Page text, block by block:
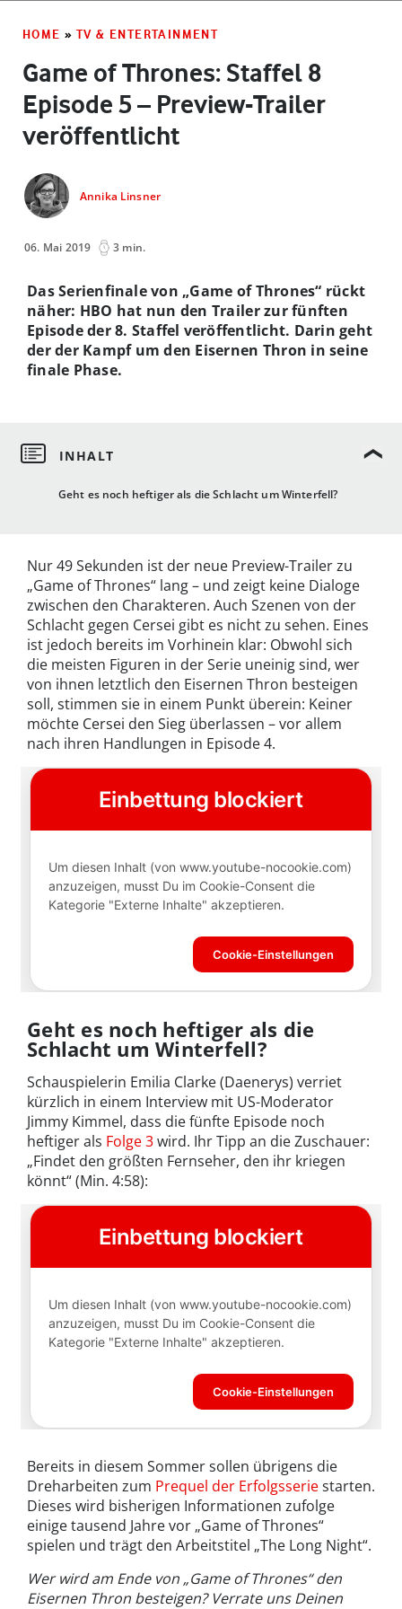
HOME » TV & ENTERTAINMENT
Game of Thrones: Staffel 8
Episode 5 – Preview-Trailer
veröffentlicht
Annika Linsner
06. Mai 2019 3 min.
Geht es noch heftiger als die Schlacht um Winterfell?
Das Serienfinale von „Game of Thrones“ rückt
näher: HBO hat nun den Trailer zur fünften
Episode der 8. Staffel veröffentlicht. Darin geht
der der Kampf um den Eisernen Thron in seine
finale Phase.
Nur 49 Sekunden ist der neue Preview-Trailer zu
„Game of Thrones“ lang – und zeigt keine Dialoge
zwischen den Charakteren. Auch Szenen von der
Schlacht gegen Cersei gibt es nicht zu sehen. Eines
ist jedoch bereits im Vorhinein klar: Obwohl sich
die meisten Figuren in der Serie uneinig sind, wer
von ihnen letztlich den Eisernen Thron besteigen
soll, stimmen sie in einem Punkt überein: Keiner
möchte Cersei den Sieg überlassen – vor allem
nach ihren Handlungen in Episode 4.
Geht es noch heftiger als die
Schlacht um Winterfell?
Schauspielerin Emilia Clarke (Daenerys) verriet
kürzlich in einem Interview mit US-Moderator
Jimmy Kimmel, dass die fünfte Episode noch
heftiger als Folge 3wird. Ihr Tipp an die Zuschauer:
„Findet den größten Fernseher, den ihr kriegen
könnt“ (Min. 4:58):
Bereits in diesem Sommer sollen übrigens die
Dreharbeiten zum Prequel der Erfolgsseriestarten.
Dieses wird bisherigen Informationen zufolge
einige tausend Jahre vor „Game of Thrones“
spielen und trägt den Arbeitstitel „The Long Night“.
Wer wird am Ende von „Game of Thrones“ den
Eisernen Thron besteigen? Verrate uns Deinen